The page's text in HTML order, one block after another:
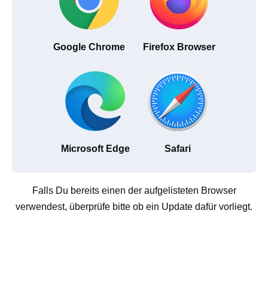
Google Chrome Firefox Browser
Microsoft Edge Safari
Falls Du bereits einen der aufgelisteten Browser
verwendest, überprüfe bitte ob ein Update dafür vorliegt.